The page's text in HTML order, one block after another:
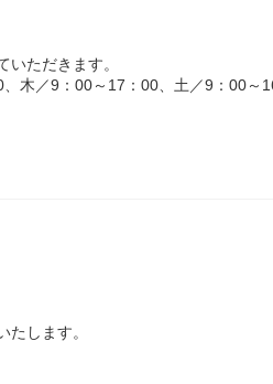
ただきます。
木／9：00～17：00、土／9：00～
します。